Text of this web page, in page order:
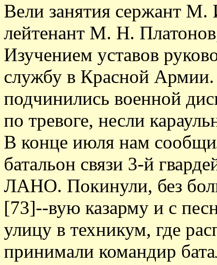
Вели занятия сержант
лейтенант М. Н.
Изучением уставов
службу в Красной
подчинились военной
по тревоге, несли
В конце июля нам
батальон связи 3-й
ЛАНО. Покинули, без
[73]--вую казарму и с
улицу в техникум, где
принимали командир